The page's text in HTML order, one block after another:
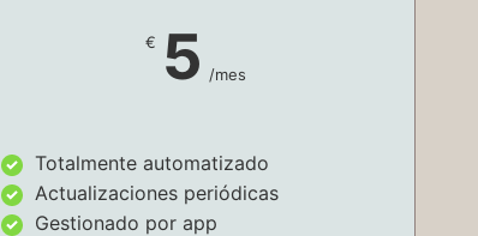
€ 5 /mes
Totalmente automatizado
Actualizaciones periódicas
Gestionado por app